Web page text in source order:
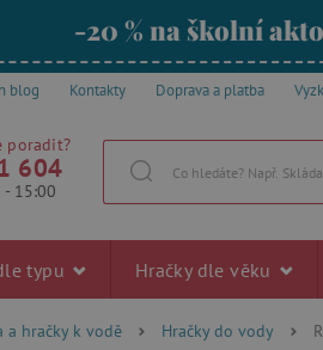
-20 % na školní
blog Kontakty Doprava a platba
poradit?
604
- 15:00
typu Hračky dle věku
a hračky k vodě Hračky do vody